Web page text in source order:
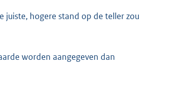
hogere stand op de teller zou
worden aangegeven dan